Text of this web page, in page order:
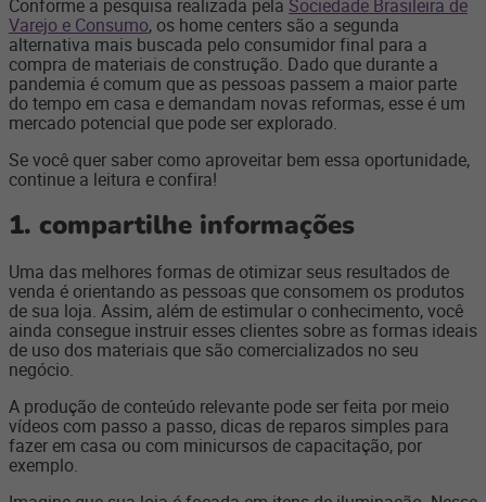
Conforme a pesquisa realizada pela Sociedade Brasileira de
Varejo e Consumo, os home centers são a segunda
alternativa mais buscada pelo consumidor final para a
compra de materiais de construção. Dado que durante a
pandemia é comum que as pessoas passem a maior parte
do tempo em casa e demandam novas reformas, esse é um
mercado potencial que pode ser explorado.
Se você quer saber como aproveitar bem essa oportunidade,
continue a leitura e confira!
1. compartilhe informações
Uma das melhores formas de otimizar seus resultados de
venda é orientando as pessoas que consomem os produtos
de sua loja. Assim, além de estimular o conhecimento, você
ainda consegue instruir esses clientes sobre as formas ideais
de uso dos materiais que são comercializados no seu
negócio.
A produção de conteúdo relevante pode ser feita por meio
vídeos com passo a passo, dicas de reparos simples para
fazer em casa ou com minicursos de capacitação, por
exemplo.